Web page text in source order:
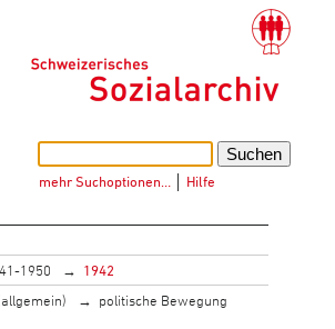
mehr Suchoptionen… Hilfe
1950
1942
politische Bewegung